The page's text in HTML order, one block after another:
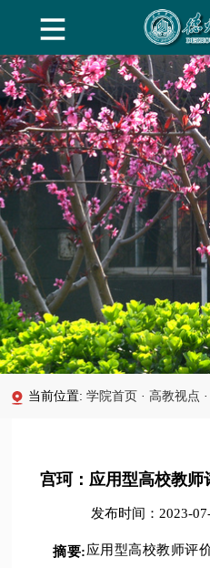
当前位置:学院首页 · 高教视点 ·
宫珂：应用型高校教
发布时间：2023-
摘要:应用型高校教师评